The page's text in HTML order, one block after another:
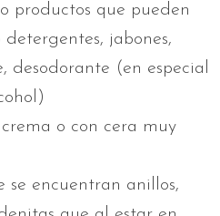
productos que pueden
jabones,
desodorante (en especial
o con cera muy
se encuentran anillos,